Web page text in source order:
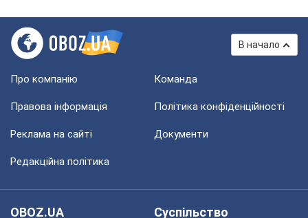
В начало
Про компанію Команда
Правова інформація Політика конфіденційності
Реклама на сайті Документи
Редакційна політика
OBOZ.UA
Суспільство